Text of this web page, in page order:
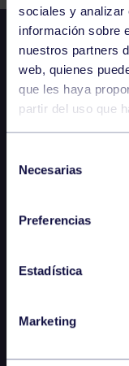
sociales y analizar
información sobre
nuestros partners
web, quienes
que les haya
partir del uso que
Necesarias
Preferencias
Estadística
Marketing